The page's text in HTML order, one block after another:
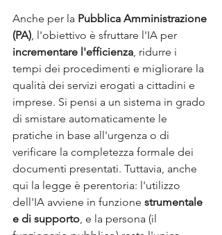
Anche per la Pubblica Amministrazione
(PA) , l'obiettivo è sfruttare l'IA per
incrementare l'efficienza , ridurre i
tempi dei procedimenti e migliorare la
qualità dei servizi erogati a cittadini e
imprese. Si pensi a un sistema in grado
di smistare automaticamente le
pratiche in base all'urgenza o di
verificare la completezza formale dei
documenti presentati. Tuttavia, anche
qui la legge è perentoria: l'utilizzo
dell'IA avviene in funzione strumentale
e di supporto , e la persona (il